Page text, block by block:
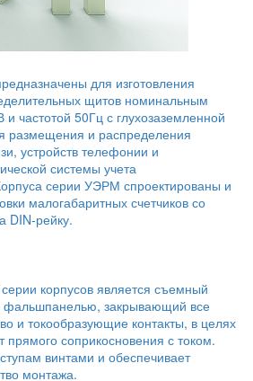
для изготовления
щитов номинальным
частотой 50Гц с глухозаземленной
размещения и распределения
устройств телефонии и
системы учета
серии УЭРМ спроектированы и
малогабаритных счетчиков со
DIN-рейку.
корпусов является съемный
закрывающий все
и токообразующие контакты, в целях
прямого соприкосновения с током.
винтами и обеспечивает
монтажа.